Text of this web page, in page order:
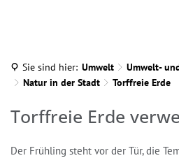
Sie sind hier: Umwelt
Umwelt-
Natur in der Stadt
Torffreie Erde
Torffreie
Erde
Torffreie Erde
Der Frühling steht vor der Tür, die